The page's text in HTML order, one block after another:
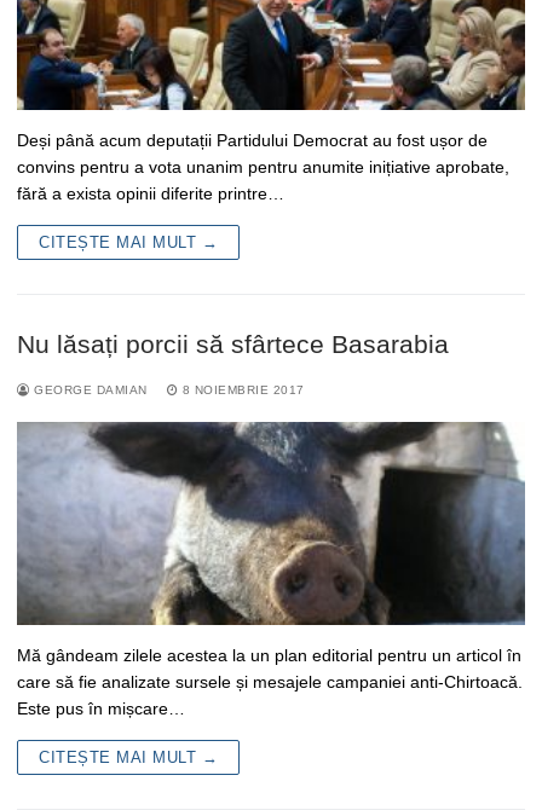
Deși până acum deputații Partidului Democrat au fost ușor de
convins pentru a vota unanim pentru anumite inițiative aprobate,
fără a exista opinii diferite printre…
CITEȘTE MAI MULT →
Nu lăsați porcii să sfârtece Basarabia
GEORGE DAMIAN 8 NOIEMBRIE 2017
Mă gândeam zilele acestea la un plan editorial pentru un articol în
care să fie analizate sursele și mesajele campaniei anti-Chirtoacă.
Este pus în mișcare…
CITEȘTE MAI MULT →